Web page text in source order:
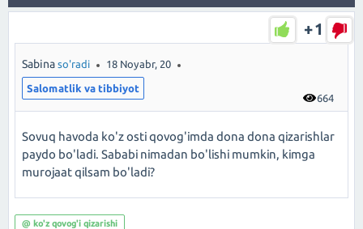
+1
664
Sabina so'radi 18 Noyabr, 20
Salomatlik va tibbiyot
Sovuq havoda ko'z osti qovog'imda dona dona qizarishlar
paydo bo'ladi. Sababi nimadan bo'lishi mumkin, kimga
murojaat qilsam bo'ladi?
@ ko'z qovog'i qizarishi